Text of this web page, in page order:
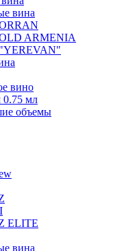
вина
ARMENIA
вино
0.75 мл
объемы
ELITE
вина